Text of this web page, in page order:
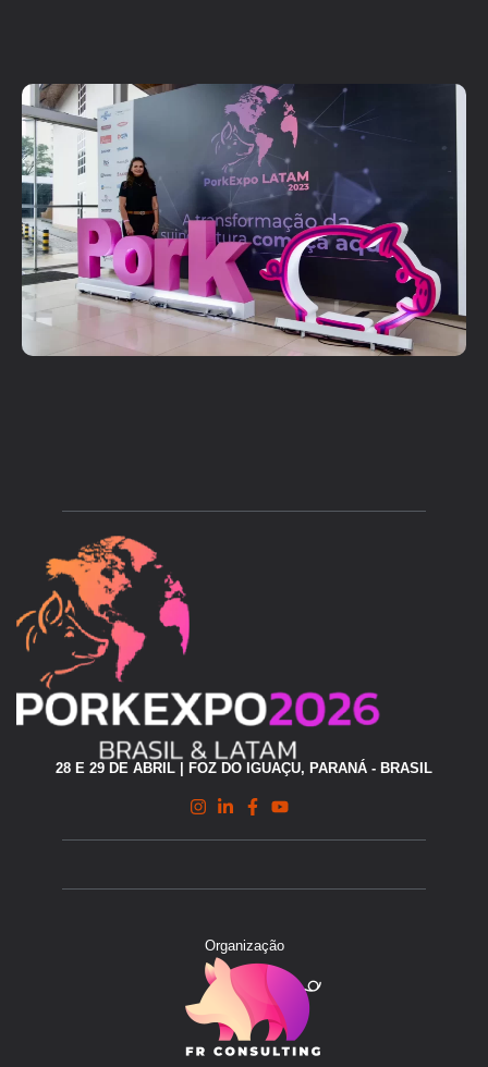
28 E 29 DE ABRIL | FOZ DO IGUAÇU, PARANÁ - BRASIL
Organização